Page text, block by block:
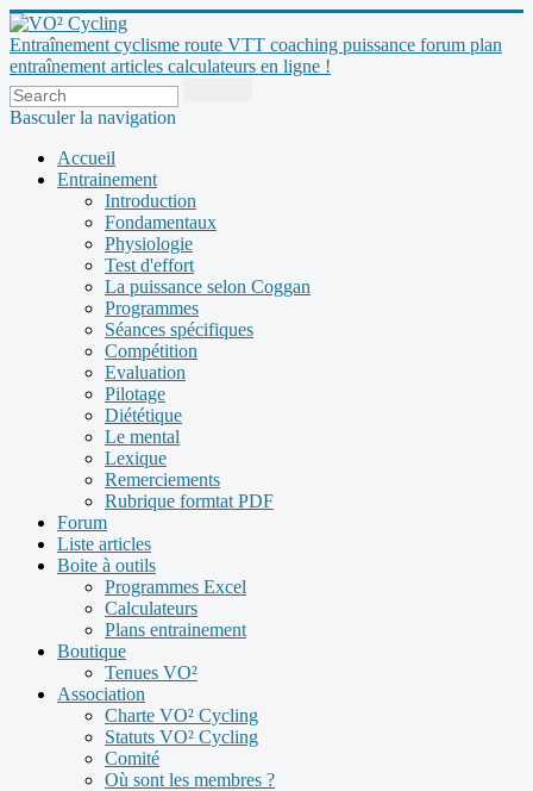
Entraînement cyclisme route VTT coaching puissance forum plan
entraînement articles calculateurs en ligne !
Basculer la navigation
Accueil
Entrainement
Introduction
Fondamentaux
Physiologie
Test d'effort
La puissance selon Coggan
Programmes
Séances spécifiques
Compétition
Evaluation
Pilotage
Diététique
Le mental
Lexique
Remerciements
Rubrique formtat PDF
Forum
Liste articles
Boite à outils
Programmes Excel
Calculateurs
Plans entrainement
Boutique
Tenues VO²
Association
Charte VO² Cycling
Statuts VO² Cycling
Comité
Où sont les membres ?